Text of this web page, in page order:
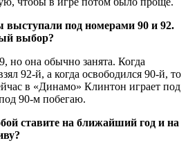
под номерами 90 и 92.
выбор?
она обычно занята. Когда
92-й, а когда освободился 90-й, то
в «Динамо» Клинтон играет под
90-м побегаю.
ставите на ближайший год и на